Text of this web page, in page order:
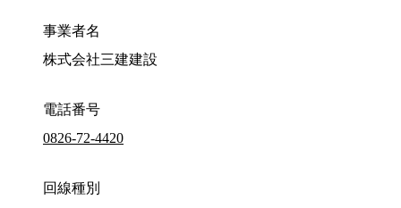
事業者名
株式会社三建建設
電話番号
0826-72-4420
回線種別